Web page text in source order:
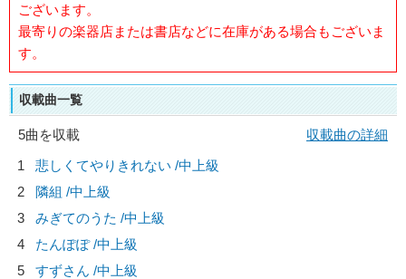
ございます。
最寄りの楽器店または書店などに在庫がある場合もございま
す。
収載曲一覧
5曲を収載
収載曲の詳細
1
悲しくてやりきれない /中上級
2
隣組 /中上級
3
みぎてのうた /中上級
4
たんぽぽ /中上級
5
すずさん /中上級